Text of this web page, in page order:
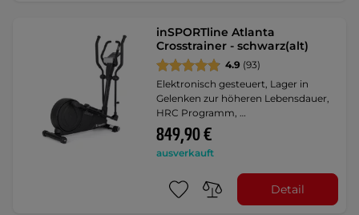
inSPORTline Atlanta
Crosstrainer - schwarz(alt)
4.9 (93)
Elektronisch gesteuert, Lager in
Gelenken zur höheren Lebensdauer,
HRC Programm, …
849,90 €
ausverkauft
Detail